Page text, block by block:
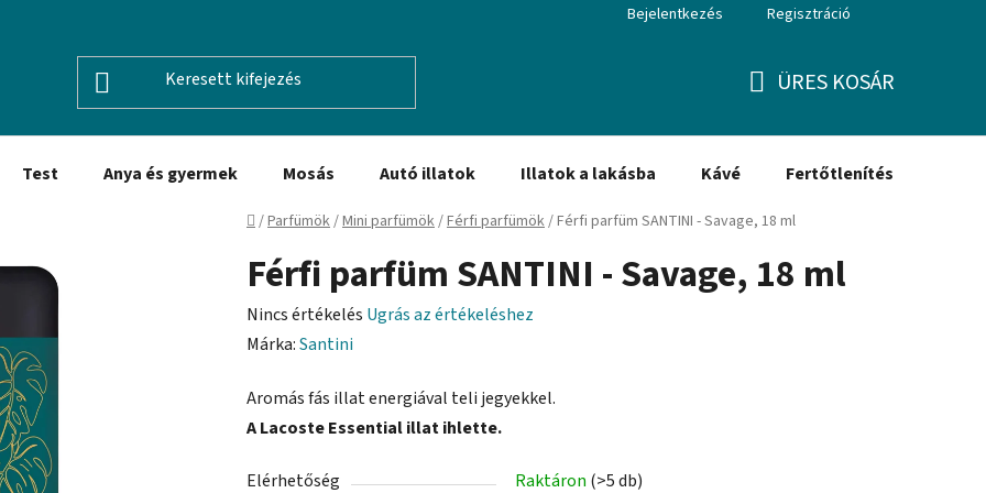
Bejelentkezés Regisztráció
ÜRES KOSÁR
Test Anya és gyermek Mosás Autó illatok Illatok a lakásba Kávé Fertőtlenítés
Kezdőlap
/Parfümök/Mini parfümök/Férfi parfümök/Férfi parfüm SANTINI - Savage, 18 ml
Férfi parfüm SANTINI - Savage, 18 ml
A
termék
értékelése
5-
Nincs értékelés Ugrás az értékeléshez
Márka:Santini
Aromás fás illat energiával teli jegyekkel.
A Lacoste Essential illat ihlette.
Elérhetőség Raktáron (>5 db)